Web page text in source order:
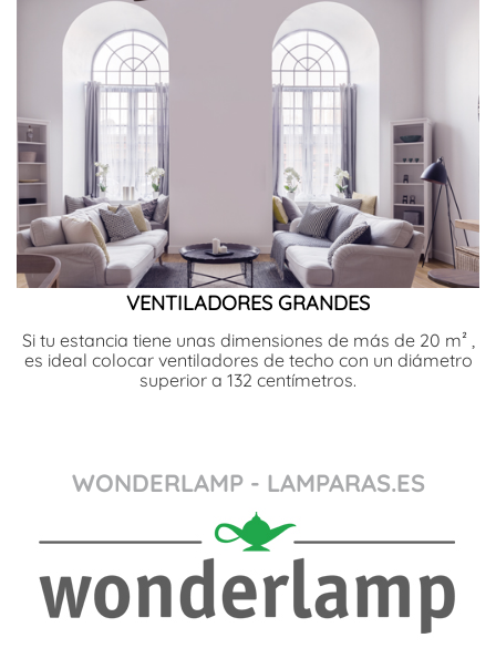
VENTILADORES GRANDES
Si tu estancia tiene unas dimensiones de más de 20 m² ,
es ideal colocar ventiladores de techo con un diámetro
superior a 132 centímetros.
WONDERLAMP - LAMPARAS.ES